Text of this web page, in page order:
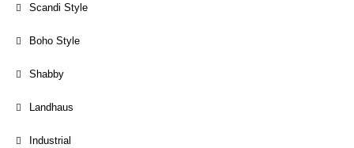
Scandi Style
Boho Style
Shabby
Landhaus
Industrial